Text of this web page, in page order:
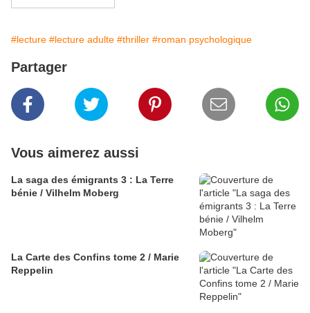
#lecture #lecture adulte #thriller #roman psychologique
Partager
Vous aimerez aussi
La saga des émigrants 3 : La Terre
bénie / Vilhelm Moberg
La Carte des Confins tome 2 / Marie
Reppelin